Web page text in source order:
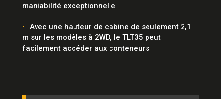
maniabilité exceptionnelle
Avec une hauteur de cabine de seulement 2,1
m sur les modèles à 2WD, le TLT35 peut
facilement accéder aux conteneurs